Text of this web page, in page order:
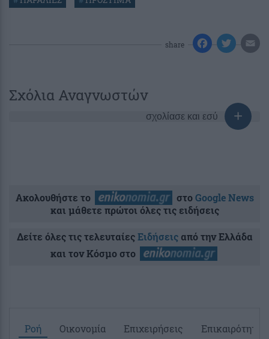
share
Σχόλια Αναγνωστών
σχολίασε και εσύ
Ακολουθήστε το στοGoogle News
και μάθετε πρώτοι όλες τις ειδήσεις
Δείτε όλες τις τελευταίεςΕιδήσειςαπό την Ελλάδα
και τον Κόσμο στο
Ροή Οικονομία Επιχειρήσεις Επικαιρότητα